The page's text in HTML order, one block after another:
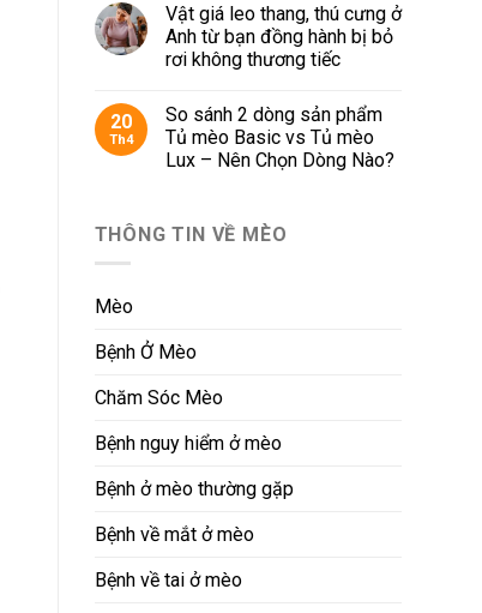
Vật giá leo thang, thú cưng ở
Anh từ bạn đồng hành bị bỏ
rơi không thương tiếc
20
Th4
So sánh 2 dòng sản phẩm
Tủ mèo Basic vs Tủ mèo
Lux – Nên Chọn Dòng Nào?
THÔNG TIN VỀ MÈO
Mèo
Bệnh Ở Mèo
Chăm Sóc Mèo
Bệnh nguy hiểm ở mèo
Bệnh ở mèo thường gặp
Bệnh về mắt ở mèo
Bệnh về tai ở mèo